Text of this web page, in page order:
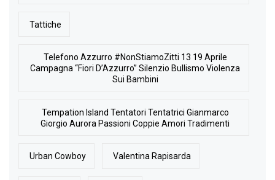
Tattiche
Telefono Azzurro #NonStiamoZitti 13 19 Aprile
Campagna “Fiori D’Azzurro” Silenzio Bullismo Violenza
Sui Bambini
Tempation Island Tentatori Tentatrici Gianmarco
Giorgio Aurora Passioni Coppie Amori Tradimenti
Urban Cowboy Valentina Rapisarda